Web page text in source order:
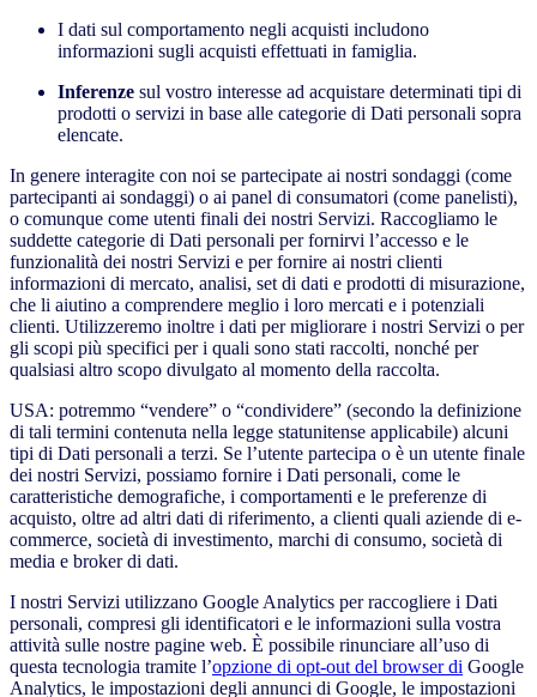
I dati sul comportamento negli acquisti includono
informazioni sugli acquisti effettuati in famiglia.
Inferenze sul vostro interesse ad acquistare determinati tipi di
prodotti o servizi in base alle categorie di Dati personali sopra
elencate.
In genere interagite con noi se partecipate ai nostri sondaggi (come
partecipanti ai sondaggi) o ai panel di consumatori (come panelisti),
o comunque come utenti finali dei nostri Servizi. Raccogliamo le
suddette categorie di Dati personali per fornirvi l’accesso e le
funzionalità dei nostri Servizi e per fornire ai nostri clienti
informazioni di mercato, analisi, set di dati e prodotti di misurazione,
che li aiutino a comprendere meglio i loro mercati e i potenziali
clienti. Utilizzeremo inoltre i dati per migliorare i nostri Servizi o per
gli scopi più specifici per i quali sono stati raccolti, nonché per
qualsiasi altro scopo divulgato al momento della raccolta.
USA: potremmo “vendere” o “condividere” (secondo la definizione
di tali termini contenuta nella legge statunitense applicabile) alcuni
tipi di Dati personali a terzi. Se l’utente partecipa o è un utente finale
dei nostri Servizi, possiamo fornire i Dati personali, come le
caratteristiche demografiche, i comportamenti e le preferenze di
acquisto, oltre ad altri dati di riferimento, a clienti quali aziende di e-
commerce, società di investimento, marchi di consumo, società di
media e broker di dati.
I nostri Servizi utilizzano Google Analytics per raccogliere i Dati
personali, compresi gli identificatori e le informazioni sulla vostra
attività sulle nostre pagine web. È possibile rinunciare all’uso di
questa tecnologia tramite l’opzione di opt-out del browser di Google
Analytics, le impostazioni degli annunci di Google, le impostazioni